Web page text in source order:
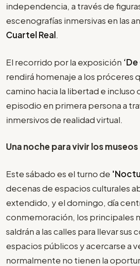
independencia, a través de
escenografías inmersivas en las
Cuartel Real.
El recorrido por la exposición
rendirá homenaje a los próceres
camino hacia la libertad e incluso
episodio en primera persona a
inmersivos de realidad virtual.
Una noche para vivir los museos
Este sábado es el turno de
decenas de espacios culturales
extendido, y el domingo, día
conmemoración, los principales
saldrán a las calles para llevar sus
espacios públicos y acercarse a
normalmente no tienen la